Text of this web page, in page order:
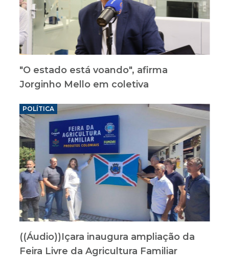
"O estado está voando", afirma
Jorginho Mello em coletiva
POLÍTICA
((Áudio))Içara inaugura ampliação da
Feira Livre da Agricultura Familiar